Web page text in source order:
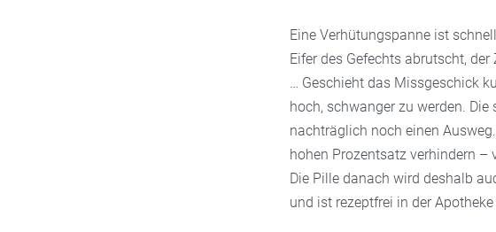
Eine Verhütungspanne ist
Eifer des Gefechts abrutscht,
… Geschieht das Missgeschick
hoch, schwanger zu werden.
nachträglich noch einen
hohen Prozentsatz verhindern
Die Pille danach wird deshalb
und ist rezeptfrei in der